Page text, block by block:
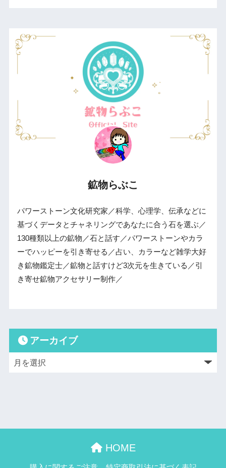
鉱物らぶこ
パワーストーン文化研究家／科学、心理学、伝承などに
基づくデータとチャネリングであなたに合う石を選ぶ／
130種類以上の鉱物／石と話す／パワーストーンやカラ
ーでハッピーを引き寄せる／占い、カラーなど雑学大好
き鉱物鑑定士／鉱物と話すけど3次元を生きている／引
き寄せ鉱物アクセサリー制作／
アーカイブ
HOME